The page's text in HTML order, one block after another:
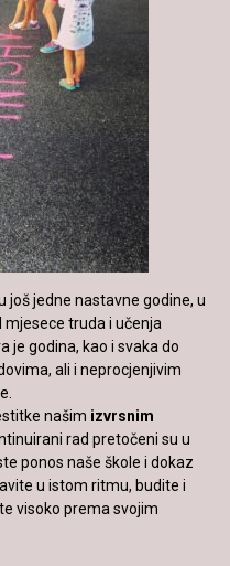
još jedne nastavne godine, u
truda i učenja
je godina, kao i svaka do
ali i neprocjenjivim
našim izvrsnim
rad pretočeni su u
ponos naše škole i dokaz
u istom ritmu, budite i
visoko prema svojim